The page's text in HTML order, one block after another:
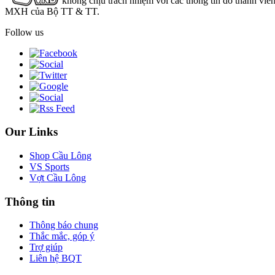
MXH của Bộ TT & TT.
Follow us
Our Links
Shop Cầu Lông
VS Sports
Vợt Cầu Lông
Thông tin
Thông báo chung
Thắc mắc, góp ý
Trợ giúp
Liên hệ BQT